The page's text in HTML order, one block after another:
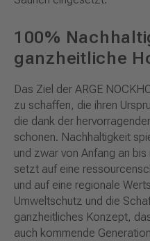
100%
ganzheitliche
Das Ziel der ARGE
zu schaffen, die ihren
die dank der
schonen. Nachhaltigkeit
und zwar von Anfang an
setzt auf eine
und auf eine regionale
Umweltschutz und die
ganzheitliches Konzept,
auch kommende